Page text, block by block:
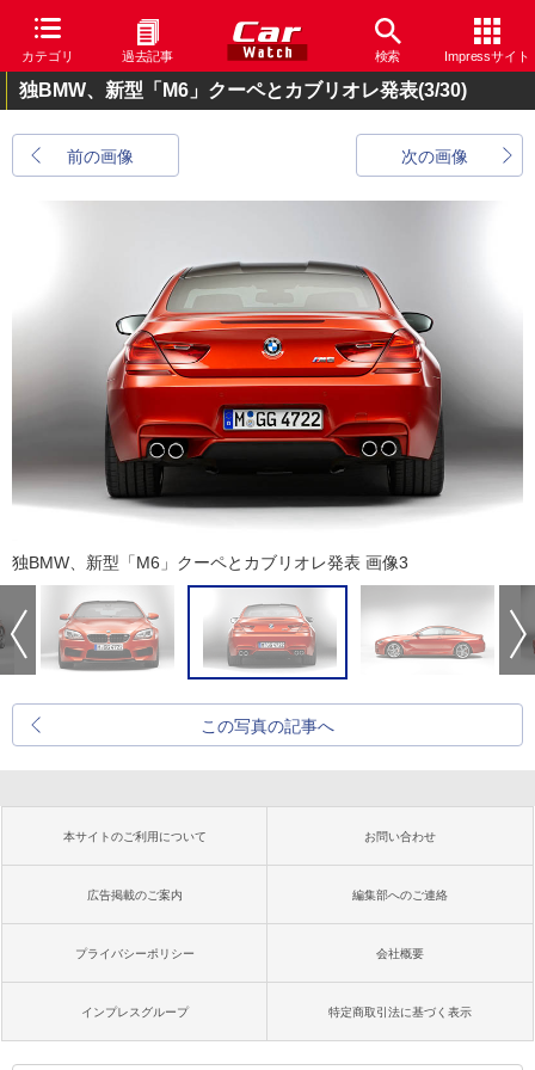
カテゴリ 過去記事 検索 Impressサイト
独BMW、新型「M6」クーペとカブリオレ発表(3/30)
前の画像 次の画像
独BMW、新型「M6」クーペとカブリオレ発表 画像3
この写真の記事へ
本サイトのご利用について お問い合わせ
広告掲載のご案内 編集部へのご連絡
プライバシーポリシー 会社概要
インプレスグループ 特定商取引法に基づく表示